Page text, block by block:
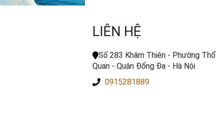
LIÊN HỆ
Số 283 Khâm Thiên - Phường Thổ
Quan - Quận Đống Đa - Hà Nội
0915281889